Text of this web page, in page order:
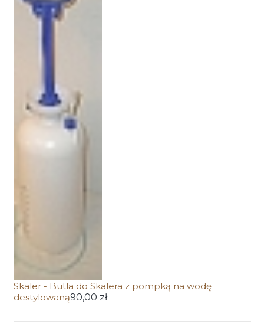
Skaler - Butla do Skalera z pompką na wodę
destylowaną90,00 zł